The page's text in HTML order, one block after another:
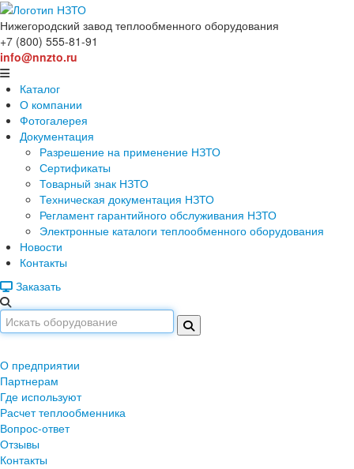
Нижегородский завод теплообменного оборудования
+7 (800) 555-81-91
info@nnzto.ru
Каталог
О компании
Фотогалерея
Документация
Разрешение на применение НЗТО
Сертификаты
Товарный знак НЗТО
Техническая документация НЗТО
Регламент гарантийного обслуживания НЗТО
Электронные каталоги теплообменного оборудования
Новости
Контакты
Заказать
О предприятии
Партнерам
Где используют
Расчет теплообменника
Вопрос-ответ
Отзывы
Контакты